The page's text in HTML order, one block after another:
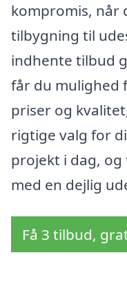
kompromis, når
tilbygning til
indhente tilbud
får du mulighed
priser og
rigtige valg for
projekt i dag,
med en dejlig
Få 3 tilbud,